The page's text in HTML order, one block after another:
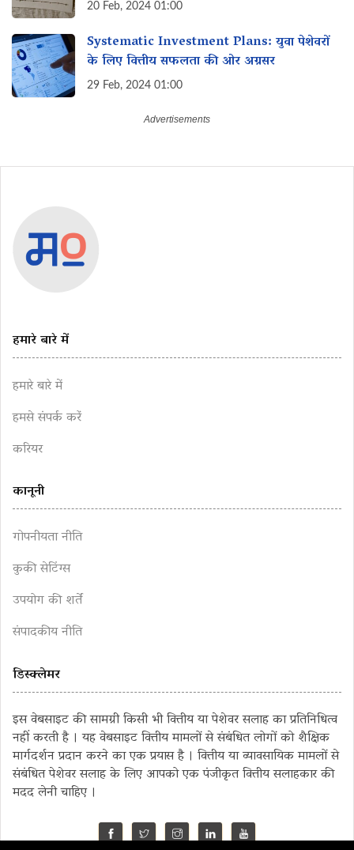
20 Feb, 2024 01:00
Systematic Investment Plans: युवा पेशेवरों
के लिए वित्तीय सफलता की ओर अग्रसर
29 Feb, 2024 01:00
हमारे बारे में
हमारे बारे में
हमसे संपर्क करें
करियर
कानूनी
गोपनीयता नीति
कुकी सेटिंग्स
उपयोग की शर्तें
संपादकीय नीति
डिस्क्लेमर
इस वेबसाइट की सामग्री किसी भी वित्तीय या पेशेवर सलाह का प्रतिनिधित्व
नहीं करती है । यह वेबसाइट वित्तीय मामलों से संबंधित लोगों को शैक्षिक
मार्गदर्शन प्रदान करने का एक प्रयास है । वित्तीय या व्यावसायिक मामलों से
संबंधित पेशेवर सलाह के लिए आपको एक पंजीकृत वित्तीय सलाहकार की
मदद लेनी चाहिए ।